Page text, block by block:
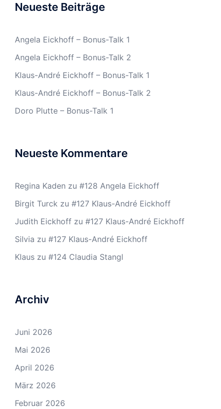
Neueste Beiträge
Angela Eickhoff – Bonus-Talk 1
Angela Eickhoff – Bonus-Talk 2
Klaus-André Eickhoff – Bonus-Talk 1
Klaus-André Eickhoff – Bonus-Talk 2
Doro Plutte – Bonus-Talk 1
Neueste Kommentare
Regina Kaden zu #128 Angela Eickhoff
Birgit Turck zu #127 Klaus-André Eickhoff
Judith Eickhoff zu #127 Klaus-André Eickhoff
Silvia zu #127 Klaus-André Eickhoff
Klaus zu #124 Claudia Stangl
Archiv
Juni 2026
Mai 2026
April 2026
März 2026
Februar 2026